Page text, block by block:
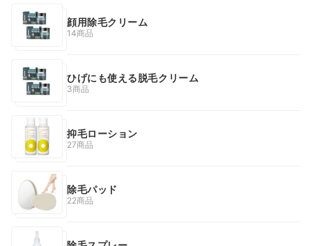
顔用除毛クリーム
14商品
ひげにも使える脱毛クリーム
3商品
抑毛ローション
27商品
除毛パッド
22商品